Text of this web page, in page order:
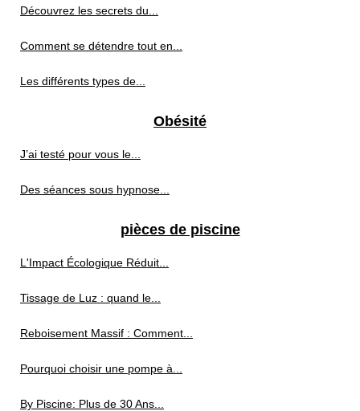
Découvrez les secrets du...
Comment se détendre tout en...
Les différents types de...
Obésité
J’ai testé pour vous le...
Des séances sous hypnose...
pièces de piscine
L'Impact Écologique Réduit...
Tissage de Luz : quand le...
Reboisement Massif : Comment...
Pourquoi choisir une pompe à...
By Piscine: Plus de 30 Ans...